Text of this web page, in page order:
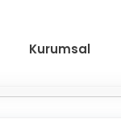
Kurumsal